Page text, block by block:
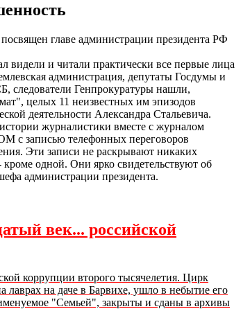
главе администрации президента РФ
видели и читали практически все первые лица
администрация, депутаты Госдумы и
следователи Генпрокуратуры нашли,
целых 11 неизвестных им эпизодов
деятельности Александра Стальевича.
журналистики вместе с журналом
c записью телефонных переговоров
Эти записи не раскрывают никаких
кроме одной. Они ярко свидетельствуют об
администрации президента.
век... российской
коррупции второго тысячелетия. Цирк
лаврах на даче в Барвихе, ушло в небытие его
"Семьей", закрыты и сданы в архивы